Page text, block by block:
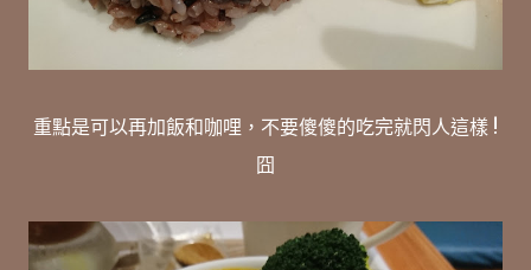
重點是可以再加飯和咖哩，不要傻傻的吃完就閃人這樣 !
囧